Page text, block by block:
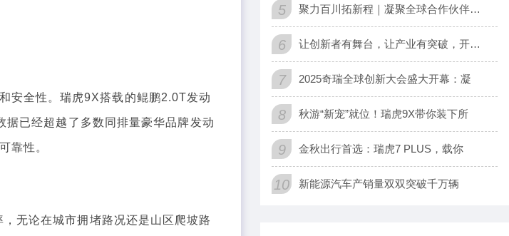
全性。瑞虎9X搭载的鲲鹏2.0T发动
据已经超越了多数同排量豪华品牌发动
靠性。
无论在城市拥堵路况还是山区爬坡路
5 聚力百川拓新程｜凝聚全球合作伙伴力量
6 让创新者有舞台，让产业有突破，开阳全
7 2025奇瑞全球创新大会盛大开幕：凝
8 秋游“新宠”就位！瑞虎9X带你装下所
9 金秋出行首选：瑞虎7 PLUS，载你
10 新能源汽车产销量双双突破千万辆